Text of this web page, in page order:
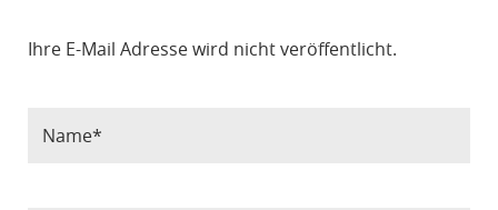
Ihre E-Mail Adresse wird nicht veröffentlicht.